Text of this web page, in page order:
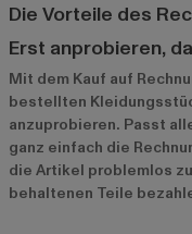
Die Vorteile des
Erst anprobieren,
Mit dem Kauf auf
bestellten
anzuprobieren. Passt
ganz einfach die
die Artikel problemlos
behaltenen Teile